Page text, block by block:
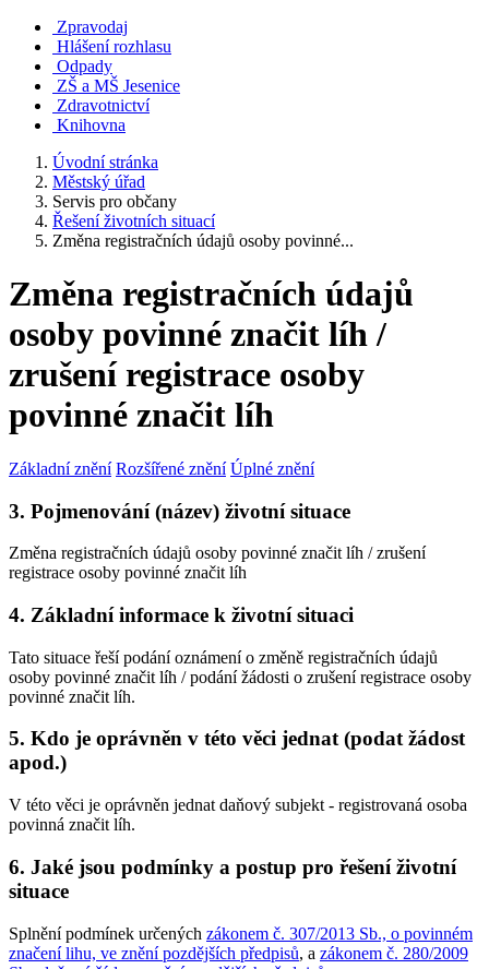
Zpravodaj
Hlášení rozhlasu
Odpady
ZŠ a MŠ Jesenice
Zdravotnictví
Knihovna
Úvodní stránka
Městský úřad
Servis pro občany
Řešení životních situací
Změna registračních údajů osoby povinné...
Změna registračních údajů
osoby povinné značit líh /
zrušení registrace osoby
povinné značit líh
Základní znění Rozšířené znění Úplné znění
3. Pojmenování (název) životní situace
Změna registračních údajů osoby povinné značit líh / zrušení
registrace osoby povinné značit líh
4. Základní informace k životní situaci
Tato situace řeší podání oznámení o změně registračních údajů
osoby povinné značit líh / podání žádosti o zrušení registrace osoby
povinné značit líh.
5. Kdo je oprávněn v této věci jednat (podat žádost
apod.)
V této věci je oprávněn jednat daňový subjekt - registrovaná osoba
povinná značit líh.
6. Jaké jsou podmínky a postup pro řešení životní
situace
Splnění podmínek určených zákonem č. 307/2013 Sb., o povinném
značení lihu, ve znění pozdějších předpisů, a zákonem č. 280/2009